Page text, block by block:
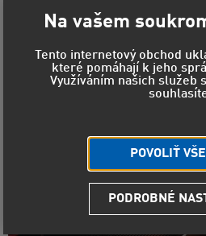
Na vašem
Tento internetový obchod
které pomáhají k jeho
Využíváním našich služeb
POVOLIŤ
PODROBNÉ